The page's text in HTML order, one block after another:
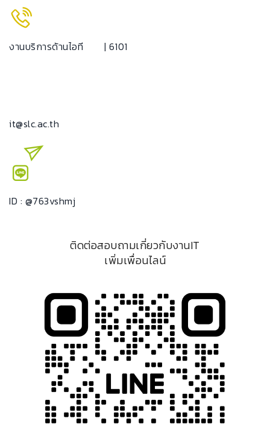
งานบริการด้านไอที | 6101
it@slc.ac.th
ID : @763vshmj
ติดต่อสอบถามเกี่ยวกับงานIT
เพิ่มเพื่อนไลน์